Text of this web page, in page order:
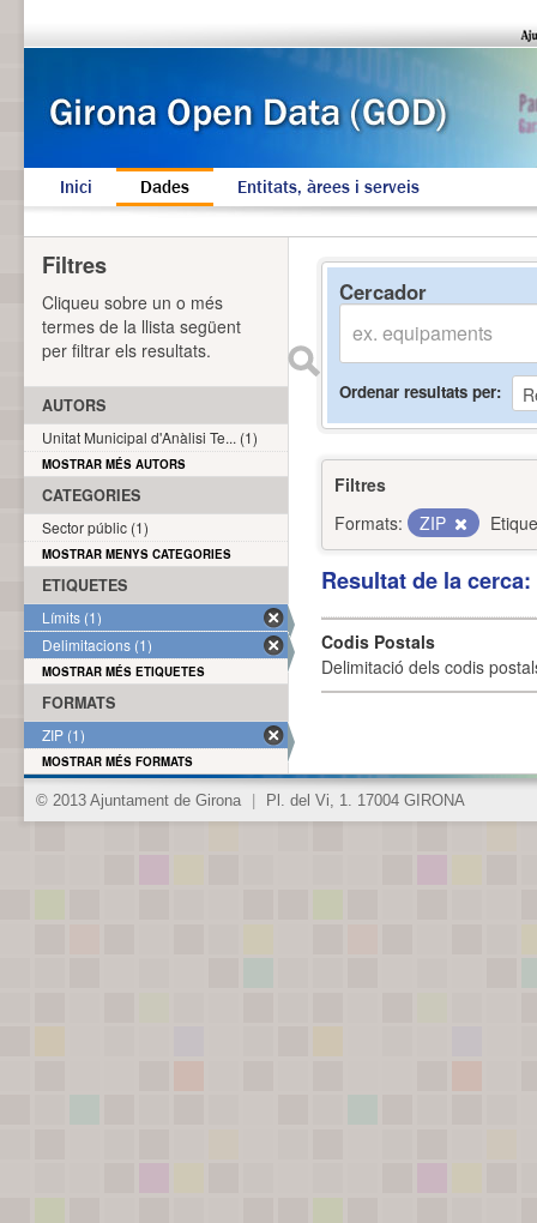
Inici Dades Entitats, àrees i serveis
Cercador
Ordenar resultats per
Filtres
Formats:
ZIP
Resultat de la
Codis Postals
Delimitació dels codis
Filtres
Cliqueu sobre un o més
termes de la llista següent
per filtrar els resultats.
AUTORS
Unitat Municipal d'Anàlisi Te... (1)
MOSTRAR MÉS AUTORS
CATEGORIES
Sector públic (1)
MOSTRAR MENYS CATEGORIES
ETIQUETES
Límits (1)
Delimitacions (1)
MOSTRAR MÉS ETIQUETES
FORMATS
ZIP (1)
MOSTRAR MÉS FORMATS
© 2013 Ajuntament de Girona Pl. del Vi, 1. 17004 GIRONA